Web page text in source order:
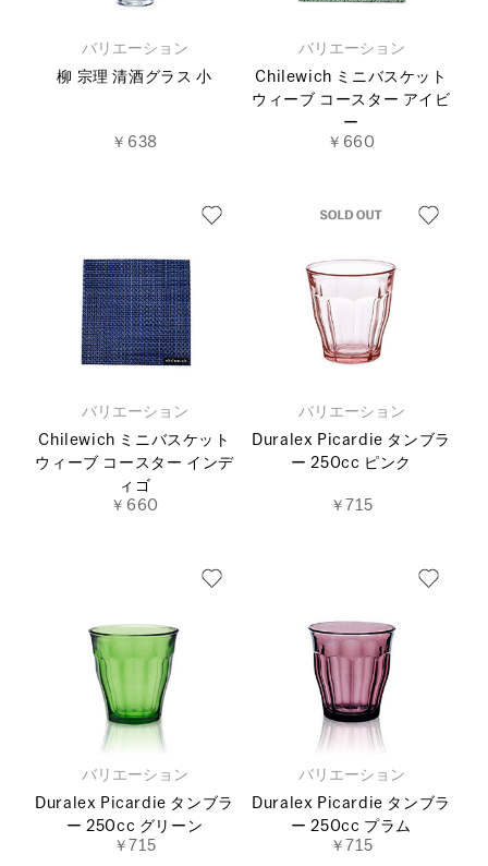
バリエーション
柳 宗理 清酒グラス 小
￥638
バリエーション
Chilewich ミニバスケット
ウィーブ コースター アイビ
ー
￥660
バリエーション
Chilewich ミニバスケット
ウィーブ コースター インデ
ィゴ
￥660
バリエーション
Duralex Picardie タンブラ
ー 250cc ピンク
￥715
バリエーション
Duralex Picardie タンブラ
ー 250cc グリーン
￥715
バリエーション
Duralex Picardie タンブラ
ー 250cc プラム
￥715